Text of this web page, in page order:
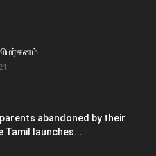
விமர்சனம்
abandoned by their
Tamil launches...